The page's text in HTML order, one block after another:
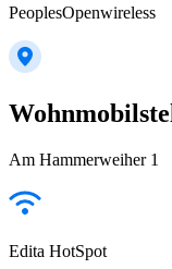
PeoplesOpenwireless
Am Hammerweiher 1
Edita HotSpot